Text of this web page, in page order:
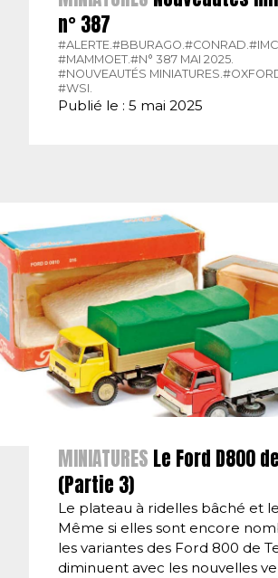
n° 387
#ALERTE.#BBURAGO.#CONRAD.
#MAMMOET.#N° 387 MAI 2025.
#NOUVEAUTÉS MINIATURES.
#WSI.
Publié le : 5 mai 2025
MINIATURES Le Ford D800
(Partie 3)
Le plateau à ridelles bâché et
Même si elles sont encore
les variantes des Ford 800 de
diminuent avec les nouvelles